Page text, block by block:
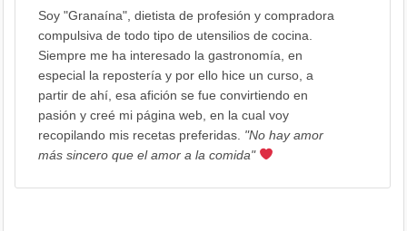
Soy "Granaína", dietista de profesión y compradora
compulsiva de todo tipo de utensilios de cocina.
Siempre me ha interesado la gastronomía, en
especial la repostería y por ello hice un curso, a
partir de ahí, esa afición se fue convirtiendo en
pasión y creé mi página web, en la cual voy
recopilando mis recetas preferidas. "No hay amor
más sincero que el amor a la comida"